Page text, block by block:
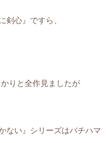
剣心』ですら、
りと全作見ましたが
ない』シリーズはバチハマ